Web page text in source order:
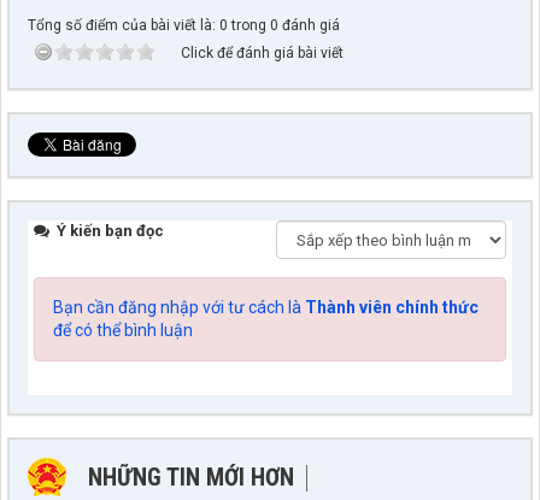
Tổng số điểm của bài viết là: 0 trong 0 đánh giá
Click để đánh giá bài viết
Ý kiến bạn đọc
Bạn cần đăng nhập với tư cách là Thành viên chính thức
để có thể bình luận
NHỮNG TIN MỚI HƠN